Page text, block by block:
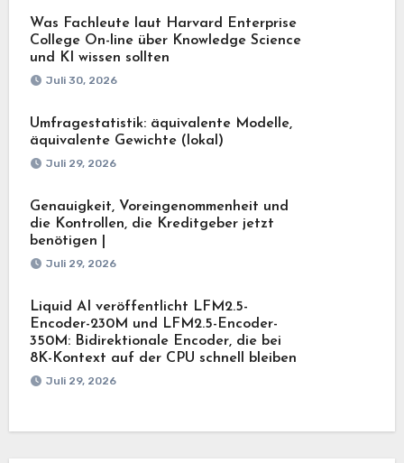
Was Fachleute laut Harvard Enterprise
College On-line über Knowledge Science
und KI wissen sollten
Juli 30, 2026
Umfragestatistik: äquivalente Modelle,
äquivalente Gewichte (lokal)
Juli 29, 2026
Genauigkeit, Voreingenommenheit und
die Kontrollen, die Kreditgeber jetzt
benötigen |
Juli 29, 2026
Liquid AI veröffentlicht LFM2.5-
Encoder-230M und LFM2.5-Encoder-
350M: Bidirektionale Encoder, die bei
8K-Kontext auf der CPU schnell bleiben
Juli 29, 2026